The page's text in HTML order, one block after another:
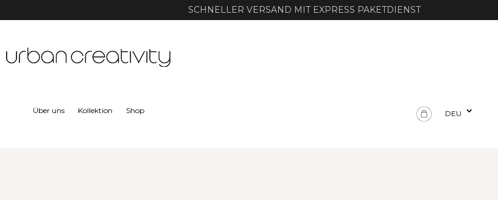
SCHNELLER VERSAND MIT EXPRESS PAKETDIENST
Über uns Kollektion Shop DEU